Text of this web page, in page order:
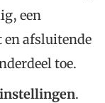
een
afsluitende
toe.
.